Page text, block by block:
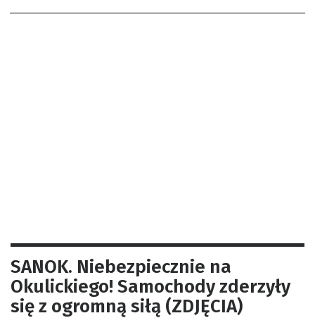
SANOK. Niebezpiecznie na
Okulickiego! Samochody zderzyły
się z ogromną siłą (ZDJĘCIA)